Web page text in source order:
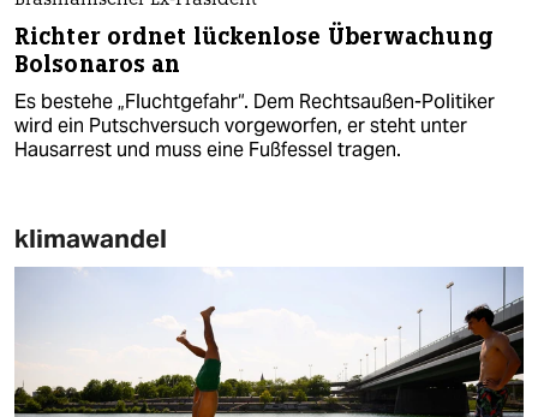
Richter ordnet lückenlose Überwachung
Bolsonaros an
Es bestehe „Fluchtgefahr“. Dem Rechtsaußen-Politiker
wird ein Putschversuch vorgeworfen, er steht unter
Hausarrest und muss eine Fußfessel tragen.
klimawandel